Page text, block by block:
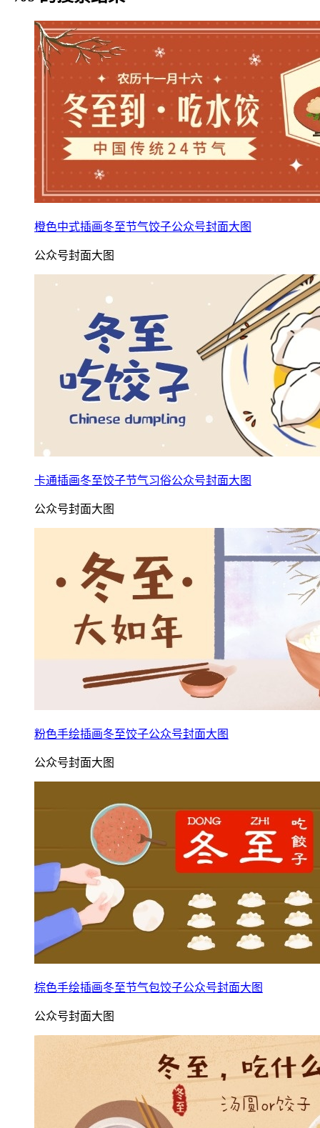
橙色中式插画冬至节气饺子公众号封面大图
公众号封面大图
卡通插画冬至饺子节气习俗公众号封面大图
公众号封面大图
粉色手绘插画冬至饺子公众号封面大图
公众号封面大图
棕色手绘插画冬至节气包饺子公众号封面大图
公众号封面大图